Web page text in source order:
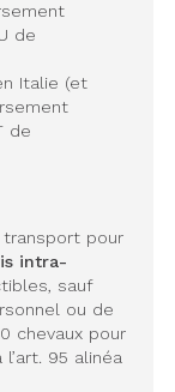
de
Italie (et
de
transport pour
intra-
sauf
ou de
chevaux pour
95 alinéa